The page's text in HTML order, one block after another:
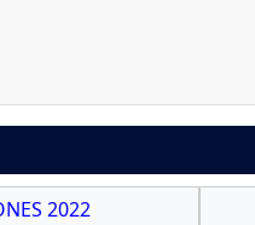
2022